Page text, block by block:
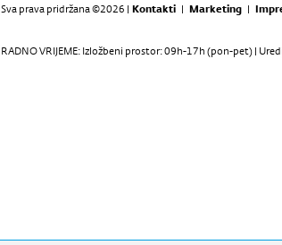
Sva prava pridržana ©2026 | Kontakti | Marketing |
RADNO VRIJEME: Izložbeni prostor: 09h-17h (pon-pet) |